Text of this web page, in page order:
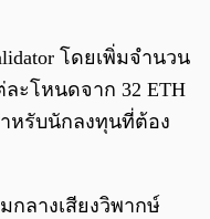
โดยเพิ่มจำนวน
ะโหนดจาก 32 ETH
ำหรับนักลงทุนที่ต้อง
กลางเสียงวิพากษ์